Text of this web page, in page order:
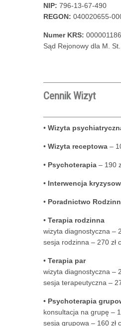
NIP: 796-13-67-490
REGON: 040020655-
Numer KRS:
Sąd Rejonowy dla M.
Cennik Wizyt
• Wizyta
• Wizyta receptowa –
• Psychoterapia – 190
• Interwencja
• Poradnictwo
• Terapia rodzinna
wizyta diagnostyczna –
sesja rodzinna – 270 zł
• Terapia par
wizyta diagnostyczna –
sesja terapeutyczna –
• Psychoterapia
konsultacja na grupę –
sesja grupowa – 160 zł